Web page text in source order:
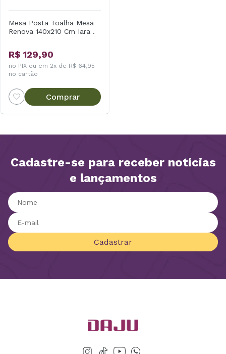
Mesa Posta Toalha Mesa
Renova 140x210 Cm Iara .
R$ 129,90
no PIX ou em 2x de R$ 64,95
no cartão
Comprar
Cadastre-se para receber notícias
e lançamentos
Cadastrar